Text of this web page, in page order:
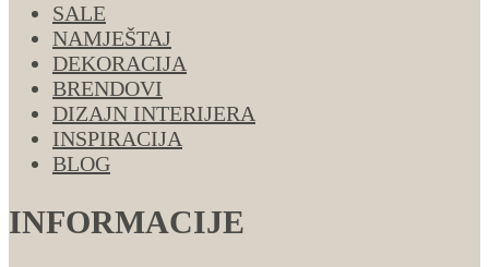
SALE
NAMJEŠTAJ
DEKORACIJA
BRENDOVI
DIZAJN INTERIJERA
INSPIRACIJA
BLOG
INFORMACIJE